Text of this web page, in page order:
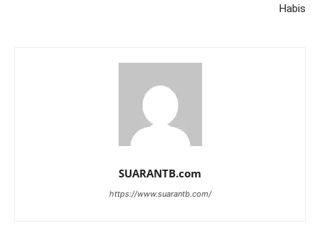
Habis
SUARANTB.com
https://www.suarantb.com/